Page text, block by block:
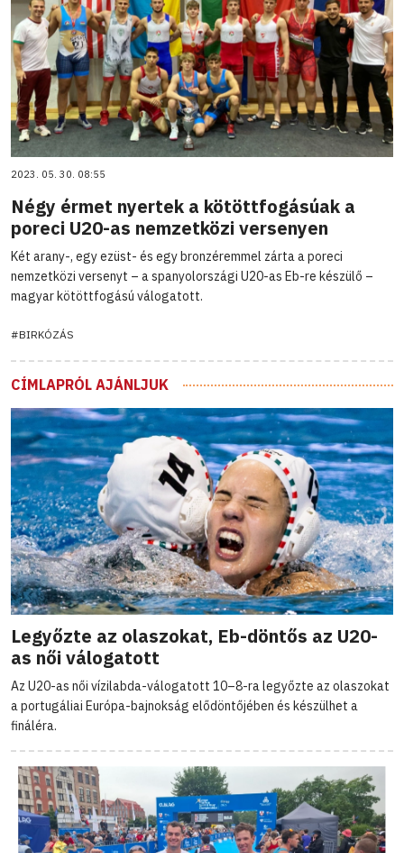
2023. 05. 30. 08:55
Négy érmet nyertek a kötöttfogásúak a
poreci U20-as nemzetközi versenyen
Két arany-, egy ezüst- és egy bronzéremmel zárta a poreci
nemzetközi versenyt – a spanyolországi U20-as Eb-re készülő –
magyar kötöttfogású válogatott.
#BIRKÓZÁS
CÍMLAPRÓL AJÁNLJUK
Legyőzte az olaszokat, Eb-döntős az U20-
as női válogatott
Az U20-as női vízilabda-válogatott 10–8-ra legyőzte az olaszokat
a portugáliai Európa-bajnokság elődöntőjében és készülhet a
fináléra.